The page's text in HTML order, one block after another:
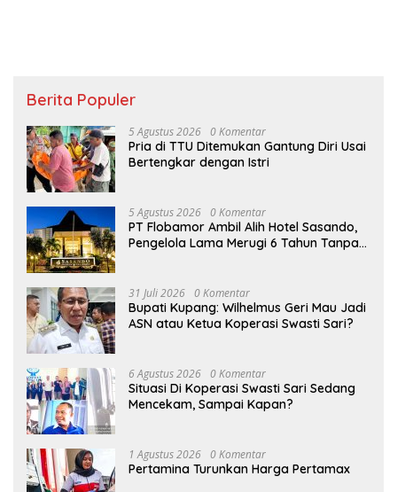
Berita Populer
5 Agustus 2026 0 Komentar
Pria di TTU Ditemukan Gantung Diri Usai
Bertengkar dengan Istri
5 Agustus 2026 0 Komentar
PT Flobamor Ambil Alih Hotel Sasando,
Pengelola Lama Merugi 6 Tahun Tanpa
31 Juli 2026 0 Komentar
Bupati Kupang: Wilhelmus Geri Mau Jadi
ASN atau Ketua Koperasi Swasti Sari?
6 Agustus 2026 0 Komentar
Situasi Di Koperasi Swasti Sari Sedang
Mencekam, Sampai Kapan?
1 Agustus 2026 0 Komentar
Pertamina Turunkan Harga Pertamax